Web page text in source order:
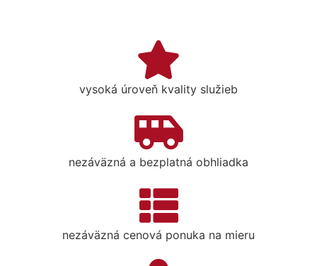
vysoká úroveň kvality služieb
nezáväzná a bezplatná obhliadka
nezáväzná cenová ponuka na mieru